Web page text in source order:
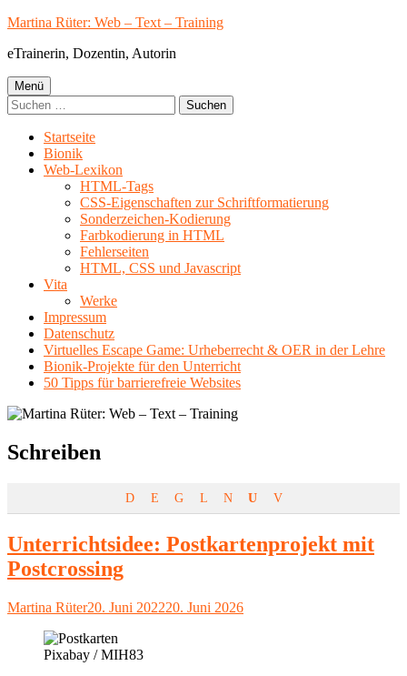
Springe
Inhalt
Martina Rüter: Web – Text – Training
eTrainerin, Dozentin, Autorin
Primäres
Menü
Menü
Suchen
nach:
Startseite
Bionik
Web-Lexikon
HTML-Tags
CSS-Eigenschaften zur Schriftformatierung
Sonderzeichen-Kodierung
Farbkodierung in HTML
Fehlerseiten
HTML, CSS und Javascript
Vita
Werke
Impressum
Datenschutz
Virtuelles Escape Game: Urheberrecht & OER in der Lehre
Bionik-Projekte für den Unterricht
50 Tipps für barrierefreie Websites
Schlagwort:
Schreiben
D E G L N U V
Unterrichtsidee: Postkartenprojekt mit
Postcrossing
Autor
Martina RüterVeröffentlicht
20. Juni 202220. Juni 2026
Pixabay / MIH83